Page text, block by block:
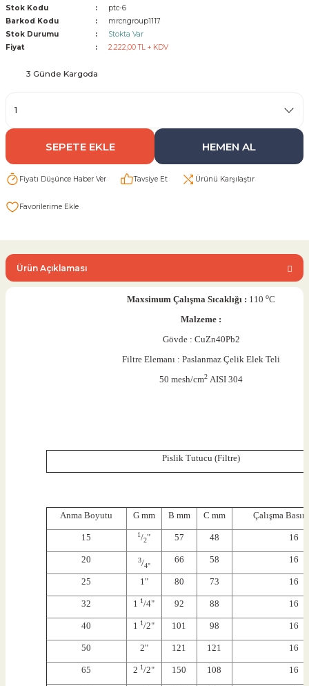
Vana
VANA
VANA
Stok Kodu
ptc-6
Barkod Kodu
mrcngroup1117
Stok Durumu
Stokta Var
Fiyat
2.222,00 TL + KDV
3 Günde Kargoda
SEPETE EKLE HEMEN AL
Fiyatı Düşünce Haber Ver Tavsiye Et Ürünü Karşılaştır
Ürün Açıklaması
Maxsimum Çalışma Sıcaklığı : 110 oC
Malzeme :
Gövde : CuZn40Pb2
Filtre Elemanı : Paslanmaz Çelik Elek Teli
50 mesh/cm2 AISI 304
Pislik Tutucu (Filtre)
Anma Boyutu G mm B mm C mm Çalışma
15 1/2" 57 48 16
20 3/4"
66 58 16
25 1" 80 73 16
32 1 1/4" 92 88 16
40 1 1/2" 101 98 16
50 2" 121 121 16
65 2 1/2" 150 108 16